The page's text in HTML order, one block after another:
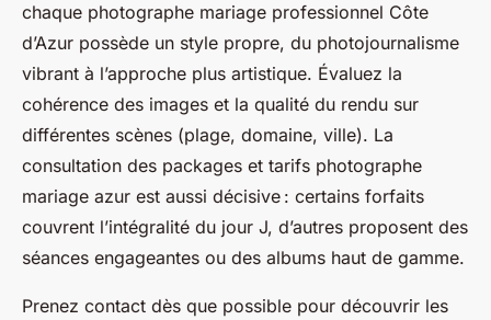
chaque photographe mariage professionnel Côte
d’Azur possède un style propre, du photojournalisme
vibrant à l’approche plus artistique. Évaluez la
cohérence des images et la qualité du rendu sur
différentes scènes (plage, domaine, ville). La
consultation des packages et tarifs photographe
mariage azur est aussi décisive : certains forfaits
couvrent l’intégralité du jour J, d’autres proposent des
séances engageantes ou des albums haut de gamme.
Prenez contact dès que possible pour découvrir les